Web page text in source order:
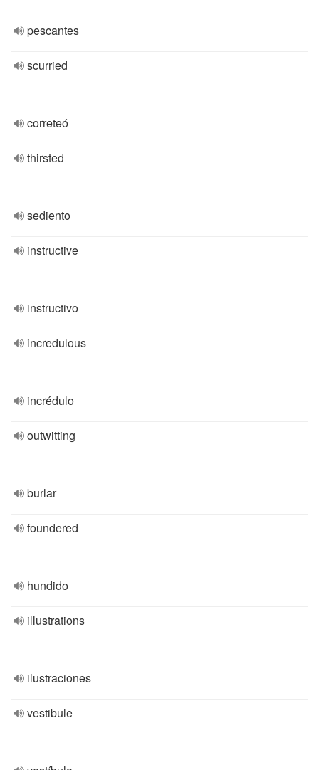
pescantes
scurried
correteó
thirsted
sediento
instructive
instructivo
incredulous
incrédulo
outwitting
burlar
foundered
hundido
illustrations
ilustraciones
vestibule